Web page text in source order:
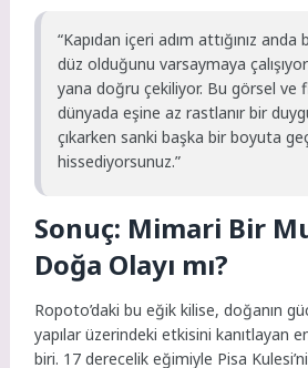
“Kapıdan içeri adım attığınız
düz olduğunu varsaymaya
yana doğru çekiliyor. Bu görsel ve
dünyada eşine az rastlanır bir
çıkarken sanki başka bir boyuta
hissediyorsunuz.”
Sonuç: Mimari Bir
Doğa Olayı mı?
Ropoto’daki bu eğik kilise, doğanın
yapılar üzerindeki etkisini kanıtlayan
biri. 17 derecelik eğimiyle Pisa